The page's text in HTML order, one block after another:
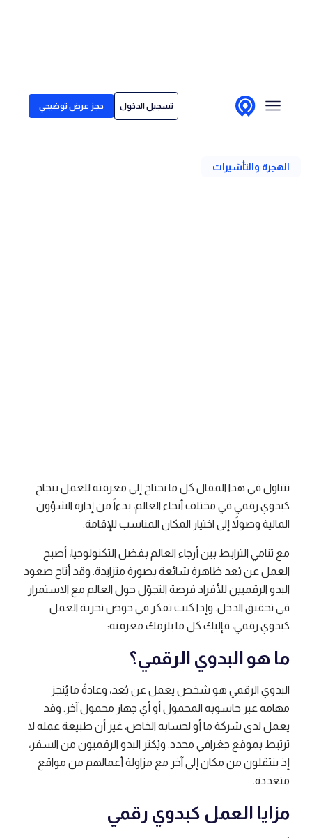
تسجيل الدخول حجز عرض توضيحي
لمن نقدم خدماتنا
الأسعار
رجوع
الهجرة والتأشيرات
نتناول في هذا المقال كل ما تحتاج إلى معرفته للعمل بنجاح
كبدوي رقمي في مختلف أنحاء العالم، بدءاً من إدارة الشؤون
المالية وصولاً إلى اختيار المكان المناسب للإقامة.
مع تنامي الترابط بين أرجاء العالم بفضل التكنولوجيا، أصبح
العمل عن بُعد ظاهرة شائعة بصورة متزايدة. وقد أتاح صعود
البدو الرقميين للأفراد فرصة التجوّل حول العالم مع الاستمرار
في تحقيق الدخل. وإذا كنت تفكر في خوض تجربة العمل
كبدوي رقمي، فإليك كل ما يلزمك معرفته:
ما هو البدوي الرقمي؟
البدوي الرقمي هو شخص يعمل عن بُعد، وعادةً ما يُنجز
مهامه عبر حاسوبه المحمول أو أي جهاز محمول آخر. وقد
يعمل لدى شركة ما أو لحسابه الخاص، غير أن طبيعة عمله لا
ترتبط بموقع جغرافي محدد. ويُكثر البدو الرقميون من السفر،
إذ ينتقلون من مكان إلى آخر مع مزاولة أعمالهم من مواقع
متعددة.
مزايا العمل كبدوي رقمي